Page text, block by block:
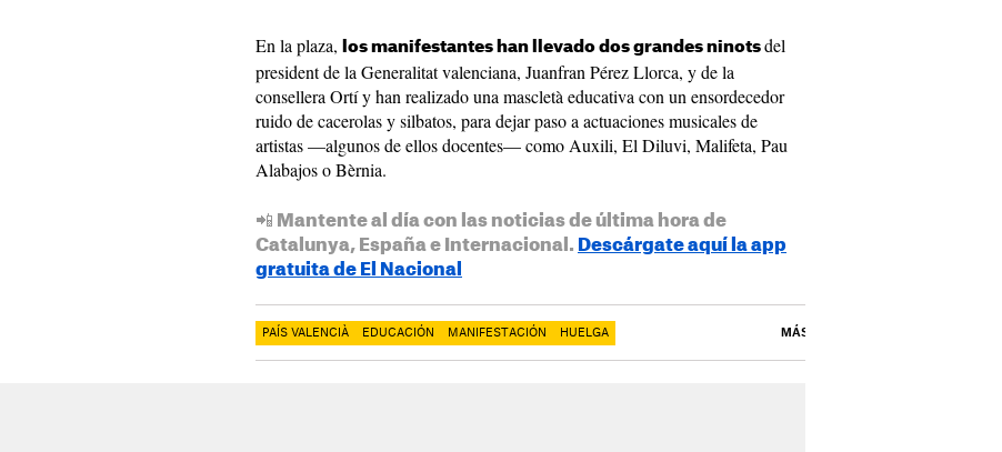
En la plaza, los manifestantes han llevado dos grandes ninots del
president de la Generalitat valenciana, Juanfran Pérez Llorca, y de la
consellera Ortí y han realizado una mascletà educativa con un ensordecedor
ruido de cacerolas y silbatos, para dejar paso a actuaciones musicales de
artistas —algunos de ellos docentes— como Auxili, El Diluvi, Malifeta, Pau
Alabajos o Bèrnia.
📲 Mantente al día con las noticias de última hora de
Catalunya, España e Internacional. Descárgate aquí la app
gratuita de El Nacional
PAÍS VALENCIÀ EDUCACIÓN MANIFESTACIÓN HUELGA MÁS